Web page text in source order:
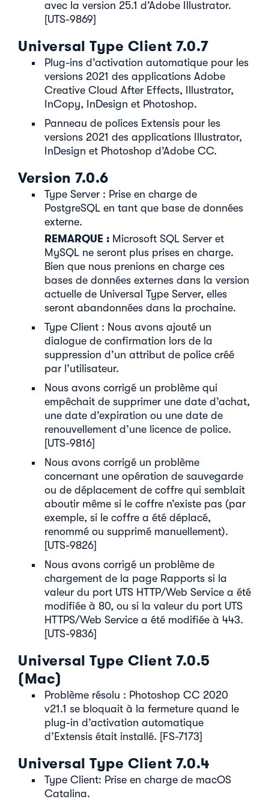
avec la version 25.1 d’Adobe Illustrator.
[UTS-9869]
Universal Type Client 7.0.7
Plug-ins d’activation automatique pour les
versions 2021 des applications Adobe
Creative Cloud After Effects, Illustrator,
InCopy, InDesign et Photoshop.
Panneau de polices Extensis pour les
versions 2021 des applications Illustrator,
InDesign et Photoshop d’Adobe CC.
Version 7.0.6
Type Server : Prise en charge de
PostgreSQL en tant que base de données
externe.
REMARQUE : Microsoft SQL Server et
MySQL ne seront plus prises en charge.
Bien que nous prenions en charge ces
bases de données externes dans la version
actuelle de Universal Type Server, elles
seront abandonnées dans la prochaine.
Type Client : Nous avons ajouté un
dialogue de confirmation lors de la
suppression d’un attribut de police créé
par l’utilisateur.
Nous avons corrigé un problème qui
empêchait de supprimer une date d’achat,
une date d’expiration ou une date de
renouvellement d’une licence de police.
[UTS-9816]
Nous avons corrigé un problème
concernant une opération de sauvegarde
ou de déplacement de coffre qui semblait
aboutir même si le coffre n’existe pas (par
exemple, si le coffre a été déplacé,
renommé ou supprimé manuellement).
[UTS-9826]
Nous avons corrigé un problème de
chargement de la page Rapports si la
valeur du port UTS HTTP/Web Service a été
modifiée à 80, ou si la valeur du port UTS
HTTPS/Web Service a été modifiée à 443.
[UTS-9836]
Universal Type Client 7.0.5
(Mac)
Problème résolu : Photoshop CC 2020
v21.1 se bloquait à la fermeture quand le
plug-in d’activation automatique
d’Extensis était installé. [FS-7173]
Universal Type Client 7.0.4
Type Client: Prise en charge de macOS
Catalina.